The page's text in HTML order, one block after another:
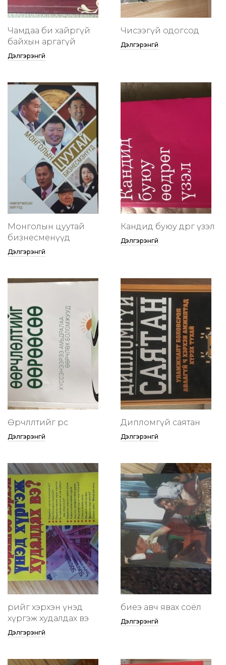
Чамдаа би хайргүй
байхын аргагүй
Дэлгэрэнгүй
Чисээгүй одогсод
Дэлгэрэнгүй
Монголын цуутай
бизнесменүүд
Дэлгэрэнгүй
Кандид буюу өөдрөг үзэл
Дэлгэрэнгүй
Өөрчлөлтийг өөрөөсөө
Дэлгэрэнгүй
Дипломгүй саятан
Дэлгэрэнгүй
өөрийгөө хэрхэн үнэд
хүргэж худалдах вэ
Дэлгэрэнгүй
биеэ авч явах соёл
Дэлгэрэнгүй